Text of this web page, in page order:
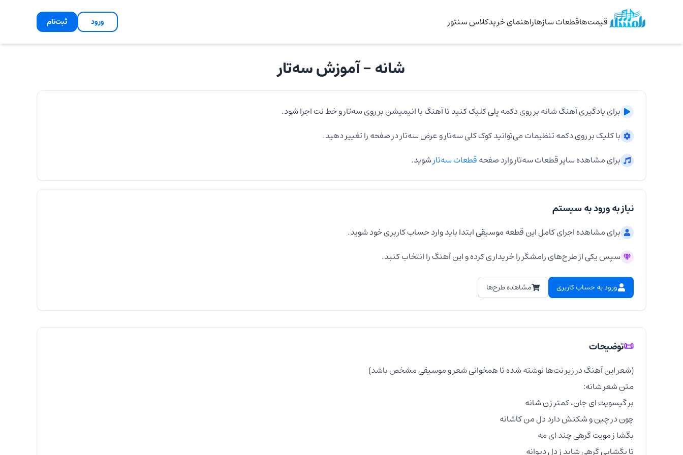
قیمت‌هاقطعات سازهاراهنمای خریدکلاس سنتور ورود ثبت‌نام
شانه- آموزشسه‌تار
برای یادگیری آهنگشانهبر روی دکمه پلی کلیک کنید تا آهنگ با انیمیشن بر رویسه‌تارو خط نت اجرا شود.
با کلیک بر روی دکمه تنظیمات می‌توانید کوک کلیسه‌تارو عرضسه‌تاردر صفحه را تغییر دهید.
برای مشاهده سایر قطعاتسه‌تاروارد صفحهقطعاتسه‌تارشوید.
نیاز به ورود به سیستم
برای مشاهده اجرای کامل این قطعه موسیقی ابتدا باید وارد حساب کاربری خود شوید.
سپس یکی از طرح‌های رامشگر را خریداری کرده و این آهنگ را انتخاب کنید.
ورود به حساب کاربری مشاهده طرح‌ها
📜توضیحات